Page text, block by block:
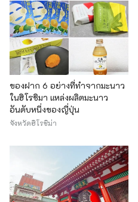
ของฝาก 6 อย่างที่ทำจากมะนาว
ในฮิโรชิมา แหล่งผลิตมะนาว
อันดับหนึ่งของญี่ปุ่น
จังหวัดฮิโรชิม่า